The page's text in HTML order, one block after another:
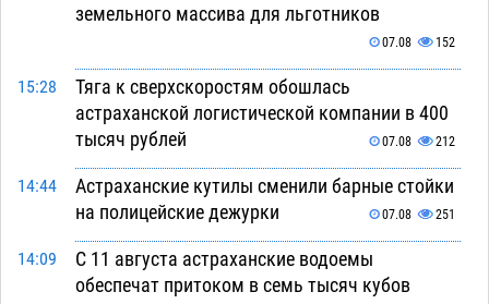
земельного массива для льготников
07.08 152
15:28
Тяга к сверхскоростям обошлась
астраханской логистической компании в 400
тысяч рублей
07.08 212
14:44
Астраханские кутилы сменили барные стойки
на полицейские дежурки
07.08 251
14:09
С 11 августа астраханские водоемы
обеспечат притоком в семь тысяч кубов